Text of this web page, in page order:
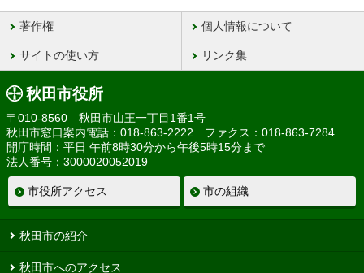
著作権 個人情報について
サイトの使い方 リンク集
秋田市役所
〒010-8560 秋田市山王一丁目1番1号
秋田市窓口案内電話：018-863-2222 ファクス：018-863-7284
開庁時間：平日 午前8時30分から午後5時15分まで
法人番号：3000020052019
市役所アクセス 市の組織
秋田市の紹介
秋田市へのアクセス